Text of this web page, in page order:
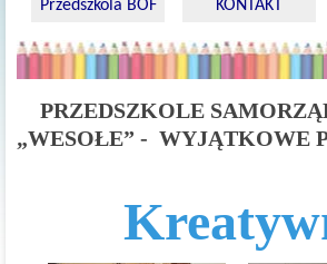
Przedszkola BOF
KONTAKT
PRZEDSZKOLE
„WESOŁE” - WYJĄTKOWE